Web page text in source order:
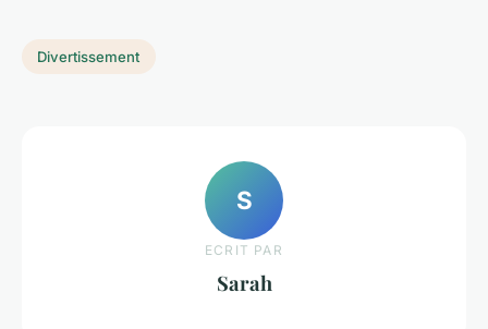
Divertissement
S
ECRIT PAR
Sarah